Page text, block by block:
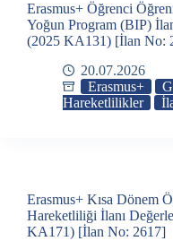
Erasmus+ Öğrenci
Yoğun Program (BIP)
(2025 KA131) [İlan No:
20.07.2026
Erasmus+
Hareketlilikler
Erasmus+ Kısa Dönem
Hareketliliği İlanı
KA171) [İlan No: 2617]